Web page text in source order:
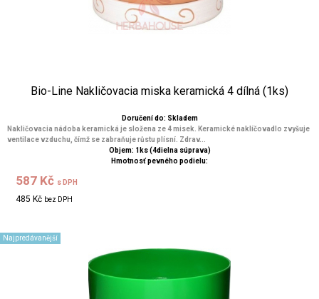
Bio-Line Nakličovacia miska keramická 4 dílná (1ks)
Doručení do: Skladem
Nakličovacia nádoba keramická je složena ze 4 misek. Keramické naklíčovadlo zvyšuje
ventilace vzduchu, čímž se zabraňuje růstu plísní. Zdrav...
Objem: 1ks (4dielna súprava)
Hmotnosť pevného podielu:
587 Kč s DPH
485 Kč bez DPH
Najpredávanější